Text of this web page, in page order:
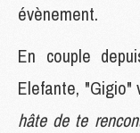
évènement.
En couple
Elefante, "Gigio"
hâte de te